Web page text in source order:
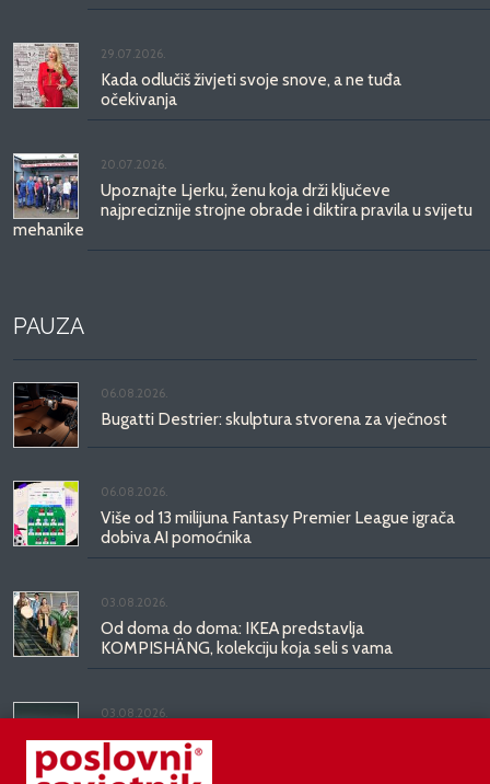
29.07.2026.
Kada odlučiš živjeti svoje snove, a ne tuđa
očekivanja
20.07.2026.
Upoznajte Ljerku, ženu koja drži ključeve
najpreciznije strojne obrade i diktira pravila u svijetu
mehanike
PAUZA
06.08.2026.
Bugatti Destrier: skulptura stvorena za vječnost
06.08.2026.
Više od 13 milijuna Fantasy Premier League igrača
dobiva AI pomoćnika
03.08.2026.
Od doma do doma: IKEA predstavlja
KOMPISHÄNG, kolekciju koja seli s vama
03.08.2026.
Kineski BYD predstavio luksuznu limuzinu veću od
Mercedesove S-klase, obećava domet do 1.000
kilometara